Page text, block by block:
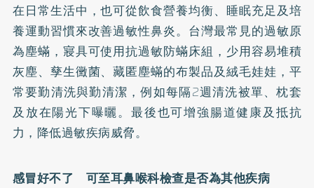
在日常生活中，也可從飲食營養均衡、睡眠充足及培
養運動習慣來改善過敏性鼻炎。台灣最常見的過敏原
為塵蟎，寢具可使用抗過敏防蟎床組，少用容易堆積
灰塵、孳生黴菌、藏匿塵蟎的布製品及絨毛娃娃，平
常要勤清洗與勤清潔，例如每隔2週清洗被單、枕套
及放在陽光下曝曬。最後也可增強腸道健康及抵抗
力，降低過敏疾病威脅。
感冒好不了 可至耳鼻喉科檢查是否為其他疾病